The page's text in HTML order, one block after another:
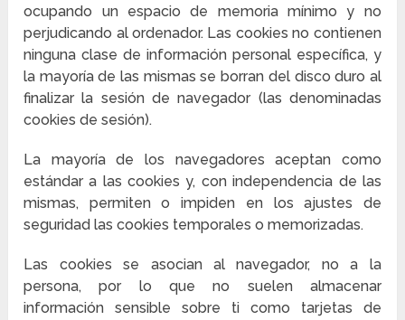
ocupando un espacio de memoria mínimo y no
perjudicando al ordenador. Las cookies no contienen
ninguna clase de información personal específica, y
la mayoría de las mismas se borran del disco duro al
finalizar la sesión de navegador (las denominadas
cookies de sesión).
La mayoría de los navegadores aceptan como
estándar a las cookies y, con independencia de las
mismas, permiten o impiden en los ajustes de
seguridad las cookies temporales o memorizadas.
Las cookies se asocian al navegador, no a la
persona, por lo que no suelen almacenar
información sensible sobre ti como tarjetas de